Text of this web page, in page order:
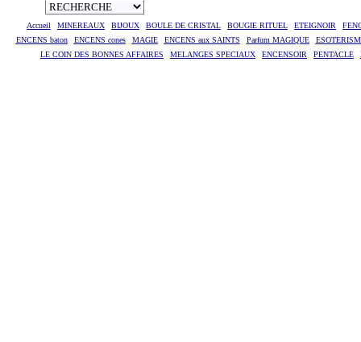
Accueil MINEREAUX BIJOUX BOULE DE CRISTAL BOUGIE RITUEL ETEIGNOIR
ENCENS baton
ENCENS cones MAGIE ENCENS aux SAINTS Parfum MAGIQUE
LE COIN DES BONNES AFFAIRES
MELANGES SPECIAUX ENCENSOIR PENTACLE